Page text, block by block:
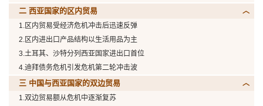
二 西亚国家的区内贸易
1.区内贸易受经济危机冲击后迅速反弹
2.区内进出口产品结构以生活用品为主
3.土耳其、沙特分列西亚国家进出口首位
4.迪拜债务危机引发危机第二轮冲击波
三 中国与西亚国家的双边贸易
1.双边贸易额从危机中逐渐复苏